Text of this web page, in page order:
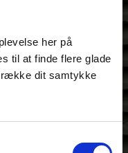
her på
til at finde flere glade
dit samtykke